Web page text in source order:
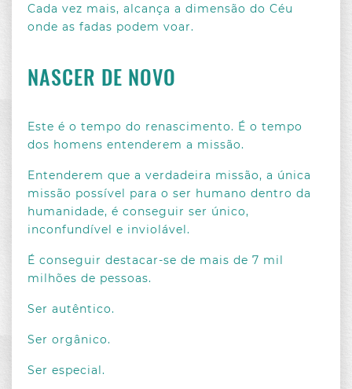
Cada vez mais, alcança a dimensão do Céu
onde as fadas podem voar.
NASCER DE NOVO
Este é o tempo do renascimento. É o tempo
dos homens entenderem a missão.
Entenderem que a verdadeira missão, a única
missão possível para o ser humano dentro da
humanidade, é conseguir ser único,
inconfundível e inviolável.
É conseguir destacar-se de mais de 7 mil
milhões de pessoas.
Ser autêntico.
Ser orgânico.
Ser especial.